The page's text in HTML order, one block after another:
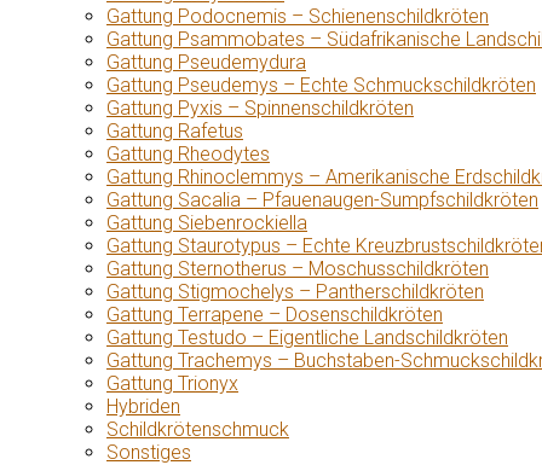
Gattung Podocnemis – Schienenschildkröten
Gattung Psammobates – Südafrikanische
Gattung Pseudemydura
Gattung Pseudemys – Echte Schmuckschildkröten
Gattung Pyxis – Spinnenschildkröten
Gattung Rafetus
Gattung Rheodytes
Gattung Rhinoclemmys – Amerikanische
Gattung Sacalia – Pfauenaugen-Sumpfschildkröten
Gattung Siebenrockiella
Gattung Staurotypus – Echte
Gattung Sternotherus – Moschusschildkröten
Gattung Stigmochelys – Pantherschildkröten
Gattung Terrapene – Dosenschildkröten
Gattung Testudo – Eigentliche Landschildkröten
Gattung Trachemys – Buchstaben-
Gattung Trionyx
Hybriden
Schildkrötenschmuck
Sonstiges